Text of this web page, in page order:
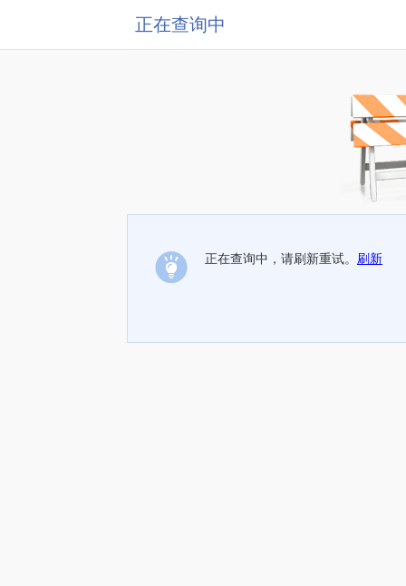
正在查询中
正在查询中，请刷新重试。 刷新